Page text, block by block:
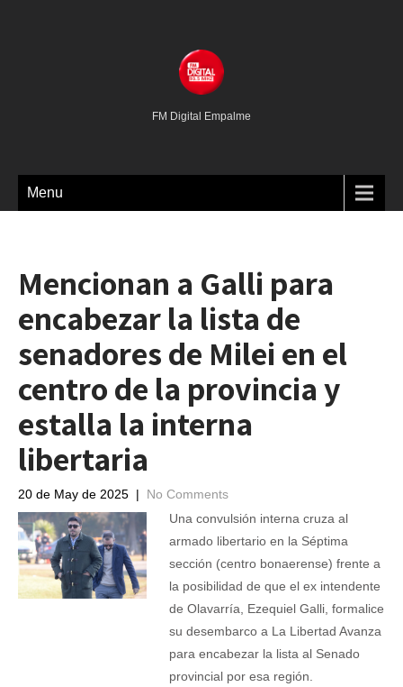
FM Digital Empalme
Menu
Mencionan a Galli para
encabezar la lista de
senadores de Milei en el
centro de la provincia y
estalla la interna
libertaria
20 de May de 2025 | No Comments
Una convulsión interna cruza al
armado libertario en la Séptima
sección (centro bonaerense) frente a
la posibilidad de que el ex intendente
de Olavarría, Ezequiel Galli, formalice
su desembarco a La Libertad Avanza
para encabezar la lista al Senado
provincial por esa región.